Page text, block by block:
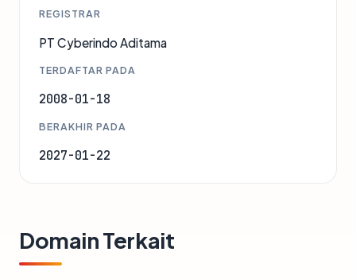
REGISTRAR
PT Cyberindo Aditama
TERDAFTAR PADA
2008-01-18
BERAKHIR PADA
2027-01-22
Domain Terkait